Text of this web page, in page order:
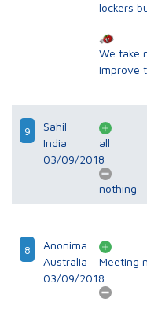
lockers
We take
improve
9
Sahil
India
03/09/2018
all
nothing
8
Anonima
Australia
03/09/2018
Meeting